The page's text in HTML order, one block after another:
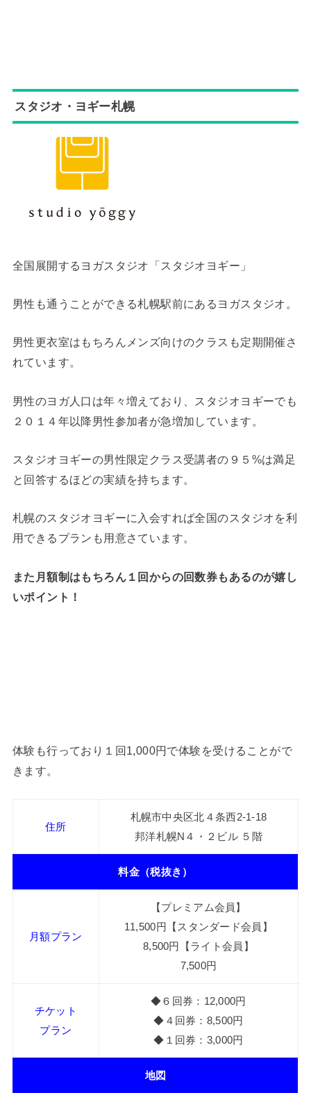
スタジオ・ヨギー札幌
全国展開するヨガスタジオ「スタジオヨギー」
男性も通うことができる札幌駅前にあるヨガスタジオ。
男性更衣室はもちろんメンズ向けのクラスも定期開催さ
れています。
男性のヨガ人口は年々増えており、スタジオヨギーでも
２０１４年以降男性参加者が急増加しています。
スタジオヨギーの男性限定クラス受講者の９５%は満足
と回答するほどの実績を持ちます。
札幌のスタジオヨギーに入会すれば全国のスタジオを利
用できるプランも用意さています。
また月額制はもちろん１回からの回数券もあるのが嬉し
いポイント！
体験も行っており１回1,000円で体験を受けることがで
きます。
住所
札幌市中央区北４条西2-1-18
邦洋札幌N４・２ビル ５階
料金（税抜き）
月額プラン
【プレミアム会員】
11,500円【スタンダード会員】
8,500円【ライト会員】
7,500円
チケット
プラン
◆６回券：12,000円
◆４回券：8,500円
◆１回券：3,000円
地図